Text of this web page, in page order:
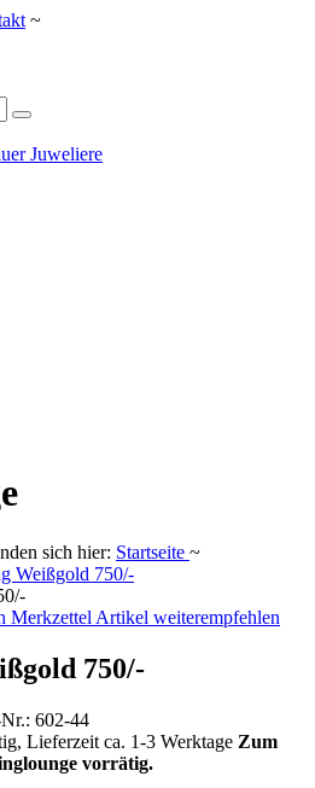
~
sich hier: Startseite ~
Weißgold 750/-
Merkzettel Artikel weiterempfehlen
750/-
602-44
Lieferzeit ca. 1-3 Werktage Zum
vorrätig.